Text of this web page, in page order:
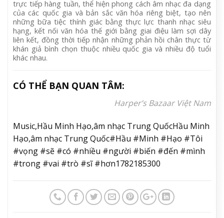
trực tiếp hàng tuần, thể hiện phong cách âm nhạc đa dạng
của các quốc gia và bản sắc văn hóa riêng biệt, tạo nên
những bữa tiệc thính giác bằng thực lực thanh nhạc siêu
hạng, kết nối văn hóa thế giới bằng giai điệu làm sợi dây
liên kết, đồng thời tiếp nhận những phản hồi chân thực từ
khán giả bình chọn thuộc nhiều quốc gia và nhiều độ tuổi
khác nhau.
CÓ THỂ BẠN QUAN TÂM:
Harper’s Bazaar Việt Nam
Music,Hầu Minh Hạo,âm nhạc Trung QuốcHầu Minh
Hạo,âm nhạc Trung Quốc#Hầu #Minh #Hạo #Tôi
#vọng #sẽ #có #nhiều #người #biến #đến #mình
#trong #vai #trò #sĩ #hơn1782185300